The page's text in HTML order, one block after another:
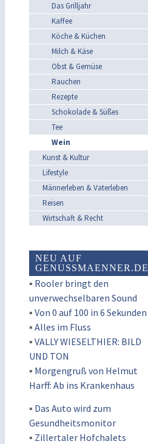
Das Grilljahr
Kaffee
Köche & Küchen
Milch & Käse
Obst & Gemüse
Rauchen
Rezepte
Schokolade & Süßes
Tee
Wein
Kunst & Kultur
Lifestyle
Männerleben & Vaterleben
Reisen
Wirtschaft & Recht
NEU AUF
GENUSSMAENNER.DE
▪ Rooler bringt den
unverwechselbaren Sound
▪ Von 0 auf 100 in 6 Sekunden
▪ Alles im Fluss
▪ VALLY WIESELTHIER: BILD
UND TON
▪ Morgengruß von Helmut
Harff: Ab ins Krankenhaus
▪ Das Auto wird zum
Gesundheitsmonitor
▪ Zillertaler Hofchalets